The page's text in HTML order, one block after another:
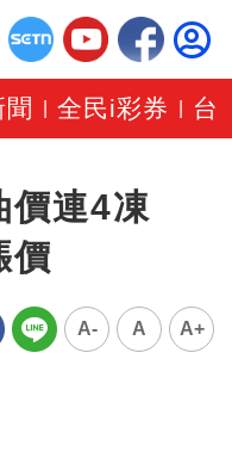
|全民i彩券 台
價連4凍
價
A- A A+